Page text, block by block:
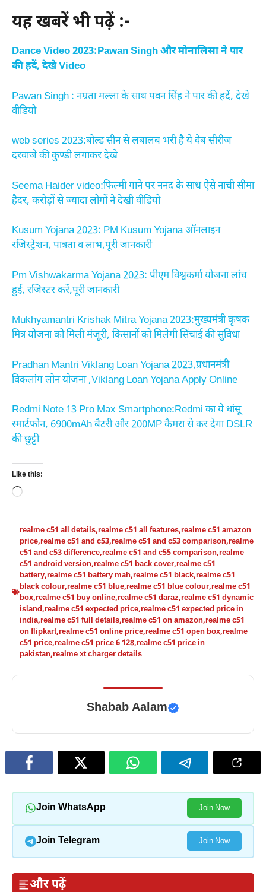
यह खबरें भी पढ़ें :-
Dance Video 2023:Pawan Singh और मोनालिसा ने पार
की हदें, देखे Video
Pawan Singh : नम्रता मल्ला के साथ पवन सिंह ने पार की हदें, देखे
वीडियो
web series 2023:बोल्ड सीन से लबालब भरी है ये वेब सीरीज
दरवाजे की कुण्डी लगाकर देखे
Seema Haider video:फिल्मी गाने पर ननद के साथ ऐसे नाची सीमा
हैदर, करोड़ों से ज्यादा लोगों ने देखी वीडियो
Kusum Yojana 2023: PM Kusum Yojana ऑनलाइन
रजिस्ट्रेशन, पात्रता व लाभ,पूरी जानकारी
Pm Vishwakarma Yojana 2023: पीएम विश्वकर्मा योजना लांच
हुई, रजिस्टर करें,पूरी जानकारी
Mukhyamantri Krishak Mitra Yojana 2023:मुख्यमंत्री कृषक
मित्र योजना को मिली मंजूरी, किसानों को मिलेगी सिंचाई की सुविधा
Pradhan Mantri Viklang Loan Yojana 2023,प्रधानमंत्री
विकलांग लोन योजना ,Viklang Loan Yojana Apply Online
Redmi Note 13 Pro Max Smartphone:Redmi का ये धांसू
स्मार्टफोन, 6900mAh बैटरी और 200MP कैमरा से कर देगा DSLR
की छुट्टी
Like this:
Loading…
realme c51 all details,realme c51 all features,realme c51 amazon
price,realme c51 and c53,realme c51 and c53 comparison,realme
c51 and c53 difference,realme c51 and c55 comparison,realme
c51 android version,realme c51 back cover,realme c51
battery,realme c51 battery mah,realme c51 black,realme c51
black colour,realme c51 blue,realme c51 blue colour,realme c51
box,realme c51 buy online,realme c51 daraz,realme c51 dynamic
island,realme c51 expected price,realme c51 expected price in
india,realme c51 full details,realme c51 on amazon,realme c51
on flipkart,realme c51 online price,realme c51 open box,realme
c51 price,realme c51 price 6 128,realme c51 price in
pakistan,realme xt charger details
Shabab Aalam
Join WhatsApp Join Now
Join Telegram Join Now
और पढ़ें